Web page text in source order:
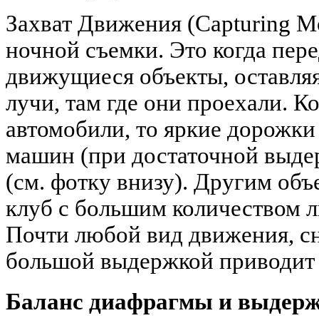
Захват Движения (Capturing
ночной съемки. Это когда
движущиеся объекты,
лучи, там где они проехали.
автомобили, то яркие
машин (при достаточной
(см. фотку внизу). Другим
клуб с большим количеством
Почти любой вид движения,
большой выдержкой
Баланс диафрагмы и